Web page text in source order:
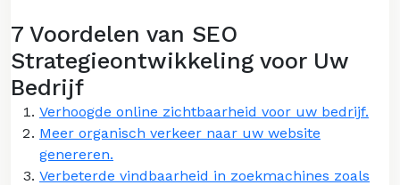
7 Voordelen van SEO
Strategieontwikkeling voor Uw
Bedrijf
Verhoogde online zichtbaarheid voor uw bedrijf.
Meer organisch verkeer naar uw website
genereren.
Verbeterde vindbaarheid in zoekmachines zoals